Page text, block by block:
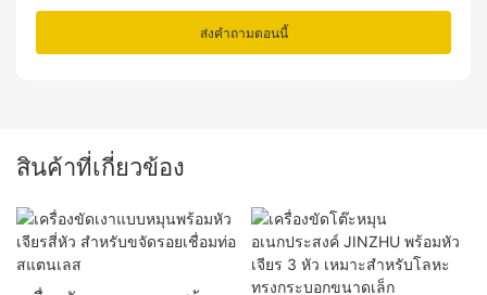
ส่งคำถามตอนนี้
สินค้าที่เกี่ยวข้อง